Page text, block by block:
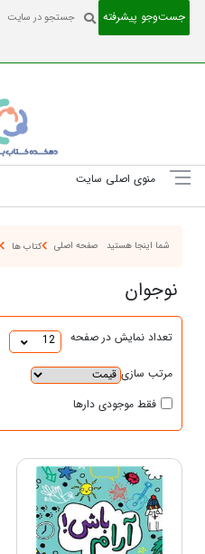
جست‌و‌جو پیشرفته
منوی اصلی سایت
شما اینجا هستید صفحه اصلی کتاب ها
نوجوان
12 تعداد نمایش در صفحه
مرتب سازی
فقط موجودی دارها